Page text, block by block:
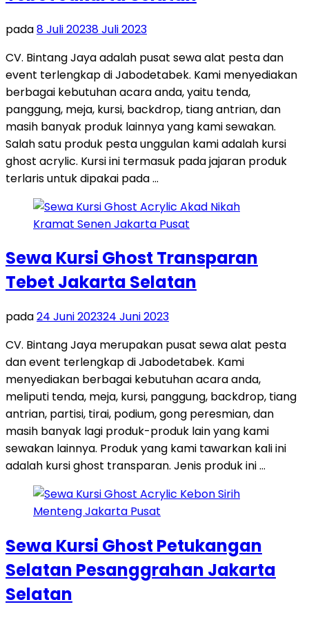
pada8 Juli 20238 Juli 2023
CV. Bintang Jaya adalah pusat sewa alat pesta dan
event terlengkap di Jabodetabek. Kami menyediakan
berbagai kebutuhan acara anda, yaitu tenda,
panggung, meja, kursi, backdrop, tiang antrian, dan
masih banyak produk lainnya yang kami sewakan.
Salah satu produk pesta unggulan kami adalah kursi
ghost acrylic. Kursi ini termasuk pada jajaran produk
terlaris untuk dipakai pada …
Sewa Kursi Ghost Transparan
Tebet Jakarta Selatan
pada24 Juni 202324 Juni 2023
CV. Bintang Jaya merupakan pusat sewa alat pesta
dan event terlengkap di Jabodetabek. Kami
menyediakan berbagai kebutuhan acara anda,
meliputi tenda, meja, kursi, panggung, backdrop, tiang
antrian, partisi, tirai, podium, gong peresmian, dan
masih banyak lagi produk-produk lain yang kami
sewakan lainnya. Produk yang kami tawarkan kali ini
adalah kursi ghost transparan. Jenis produk ini …
Sewa Kursi Ghost Petukangan
Selatan Pesanggrahan Jakarta
Selatan